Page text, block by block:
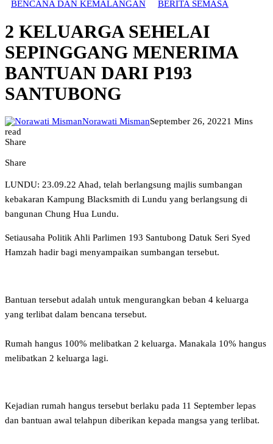
BENCANA DAN KEMALANGAN
BERITA SEMASA
2 KELUARGA SEHELAI
SEPINGGANG MENERIMA
BANTUAN DARI P193
SANTUBONG
Norawati MismanSeptember 26, 20221 Mins
read
Share
Share
LUNDU: 23.09.22 Ahad, telah berlangsung majlis sumbangan
kebakaran Kampung Blacksmith di Lundu yang berlangsung di
bangunan Chung Hua Lundu.
Setiausaha Politik Ahli Parlimen 193 Santubong Datuk Seri Syed
Hamzah hadir bagi menyampaikan sumbangan tersebut.
Bantuan tersebut adalah untuk mengurangkan beban 4 keluarga
yang terlibat dalam bencana tersebut.
Rumah hangus 100% melibatkan 2 keluarga. Manakala 10% hangus
melibatkan 2 keluarga lagi.
Kejadian rumah hangus tersebut berlaku pada 11 September lepas
dan bantuan awal telahpun diberikan kepada mangsa yang terlibat.